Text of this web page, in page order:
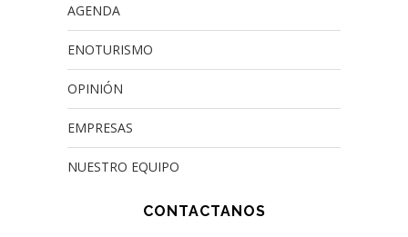
AGENDA
ENOTURISMO
OPINIÓN
EMPRESAS
NUESTRO EQUIPO
CONTACTANOS